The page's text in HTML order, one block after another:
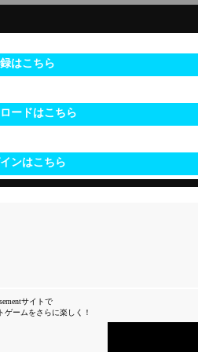
はこちら
ードはこちら
ンはこちら
サイトで
ゲームをさらに楽しく！